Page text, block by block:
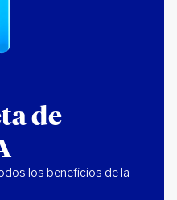
de
los beneficios de la